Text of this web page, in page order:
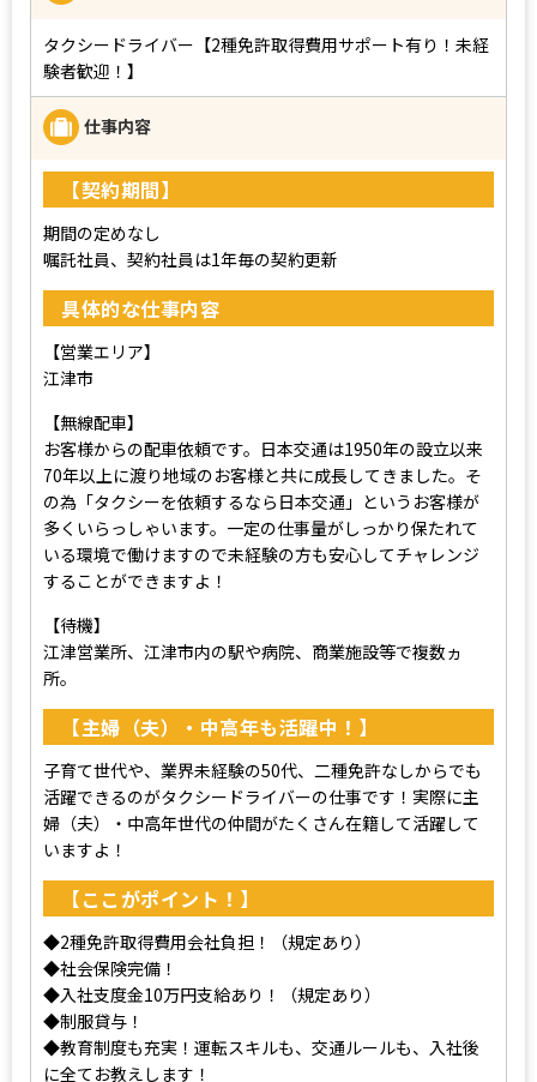
タクシードライバー【2種免許取得費用サポート有り！未経
験者歓迎！】
仕事内容
【契約期間】
期間の定めなし
嘱託社員、契約社員は1年毎の契約更新
具体的な仕事内容
【営業エリア】
江津市
【無線配車】
お客様からの配車依頼です。日本交通は1950年の設立以来
70年以上に渡り地域のお客様と共に成長してきました。そ
の為「タクシーを依頼するなら日本交通」というお客様が
多くいらっしゃいます。一定の仕事量がしっかり保たれて
いる環境で働けますので未経験の方も安心してチャレンジ
することができますよ！
【待機】
江津営業所、江津市内の駅や病院、商業施設等で複数ヵ
所。
【主婦（夫）・中高年も活躍中！】
子育て世代や、業界未経験の50代、二種免許なしからでも
活躍できるのがタクシードライバーの仕事です！実際に主
婦（夫）・中高年世代の仲間がたくさん在籍して活躍して
いますよ！
【ここがポイント！】
◆2種免許取得費用会社負担！（規定あり）
◆社会保険完備！
◆入社支度金10万円支給あり！（規定あり）
◆制服貸与！
◆教育制度も充実！運転スキルも、交通ルールも、入社後
に全てお教えします！